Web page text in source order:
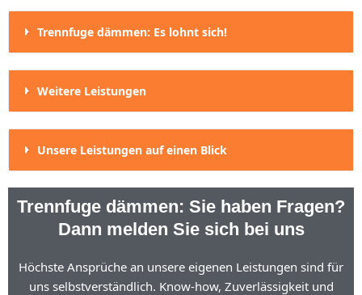
Trennfuge dämmen: Es lohnt sich!
Weitere Leistungen
Unsere Leistungen auf einen Blick
Trennfuge dämmen: Sie haben Fragen?
Dann melden Sie sich bei uns
Höchste Ansprüche an unsere eigenen Leistungen sind für
uns selbstverständlich. Know-how, Zuverlässigkeit und